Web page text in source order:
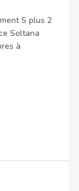
S plus 2
Soltana
à